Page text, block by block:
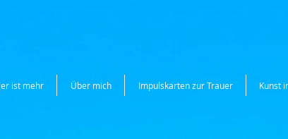
ist mehr Über mich Impulskarten zur Trauer Kunst